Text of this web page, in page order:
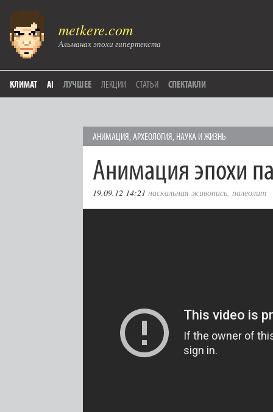
metkere.com
Альманах эпохи гипертекста
КЛИМАТ AI ЛУЧШЕЕ ЛЕКЦИИ СТАТЬИ СПЕКТАКЛИ
АНИМАЦИЯ,АРХЕОЛОГИЯ, НАУКА И ЖИЗНЬ
Анимация эпохи
19.09.12 14:21 наскальная живопись, палеолит